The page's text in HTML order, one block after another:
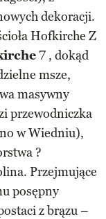
dekoracji.
Hofkirche Z
7 , dokąd
msze,
masywny
przewodniczka
w Wiedniu),
?
Przejmujące
posępny
z brązu –